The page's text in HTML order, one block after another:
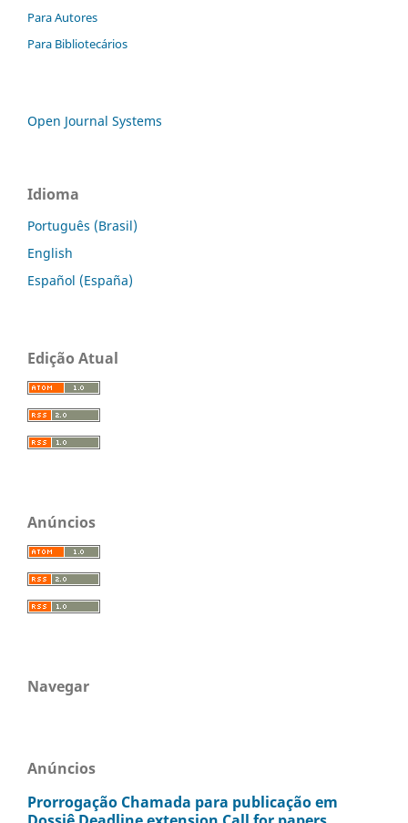
Para Autores
Para Bibliotecários
Open Journal Systems
Idioma
Português (Brasil)
English
Español (España)
Edição Atual
Anúncios
Navegar
Anúncios
Prorrogação Chamada para publicação em